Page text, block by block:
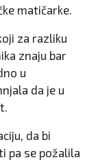
matičarke.
za razliku
znaju bar
u
da je u
da bi
pa se požalila